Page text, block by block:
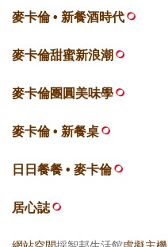
麥卡倫 • 新餐酒時代
麥卡倫甜蜜新浪潮
麥卡倫團圓美味學
麥卡倫 • 新餐桌
日日餐餐 • 麥卡倫
居心誌